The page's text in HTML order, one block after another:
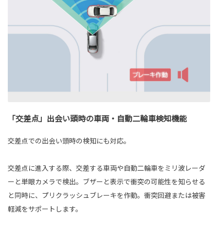
「交差点」出会い頭時の車両・自動二輪車検知機能
交差点での出会い頭時の検知にも対応。
交差点に進入する際、交差する車両や自動二輪車をミリ波レーダ
ーと単眼カメラで検出。ブザーと表示で衝突の可能性を知らせる
と同時に、プリクラッシュブレーキを作動。衝突回避または被害
軽減をサポートします。